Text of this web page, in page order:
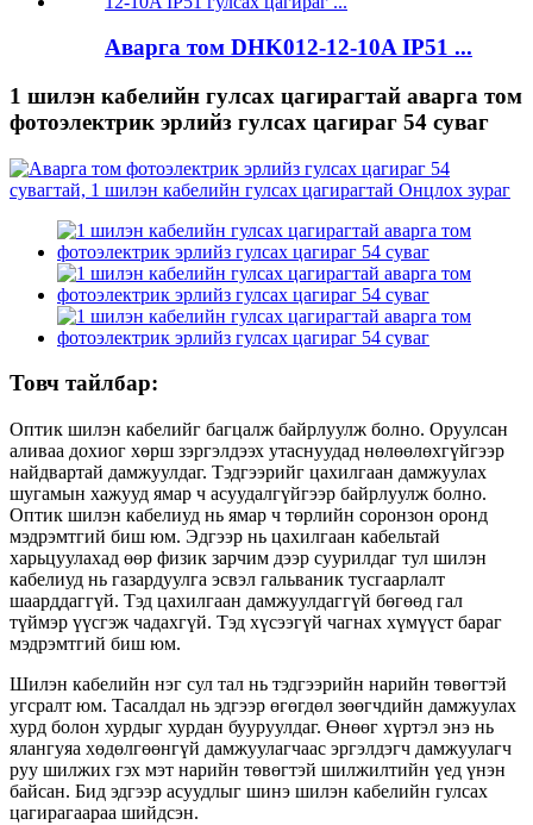
Аварга том DHK012-12-10A IP51 ...
1 шилэн кабелийн гулсах цагирагтай аварга том
фотоэлектрик эрлийз гулсах цагираг 54 суваг
Товч тайлбар:
Оптик шилэн кабелийг багцалж байрлуулж болно. Оруулсан
аливаа дохиог хөрш зэргэлдээх утаснуудад нөлөөлөхгүйгээр
найдвартай дамжуулдаг. Тэдгээрийг цахилгаан дамжуулах
шугамын хажууд ямар ч асуудалгүйгээр байрлуулж болно.
Оптик шилэн кабелиуд нь ямар ч төрлийн соронзон оронд
мэдрэмтгий биш юм. Эдгээр нь цахилгаан кабельтай
харьцуулахад өөр физик зарчим дээр суурилдаг тул шилэн
кабелиуд нь газардуулга эсвэл гальваник тусгаарлалт
шаарддаггүй. Тэд цахилгаан дамжуулдаггүй бөгөөд гал
түймэр үүсгэж чадахгүй. Тэд хүсээгүй чагнах хүмүүст бараг
мэдрэмтгий биш юм.
Шилэн кабелийн нэг сул тал нь тэдгээрийн нарийн төвөгтэй
угсралт юм. Тасалдал нь эдгээр өгөгдөл зөөгчдийн дамжуулах
хурд болон хурдыг хурдан бууруулдаг. Өнөөг хүртэл энэ нь
ялангуяа хөдөлгөөнгүй дамжуулагчаас эргэлдэгч дамжуулагч
руу шилжих гэх мэт нарийн төвөгтэй шилжилтийн үед үнэн
байсан. Бид эдгээр асуудлыг шинэ шилэн кабелийн гулсах
цагирагаараа шийдсэн.